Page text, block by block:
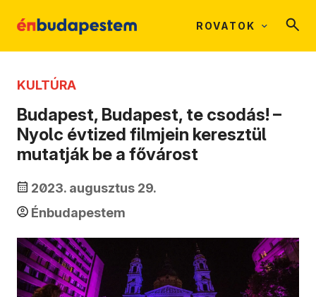
ROVATOK
KULTÚRA
Budapest, Budapest, te csodás! –
Nyolc évtized filmjein keresztül
mutatják be a fővárost
2023. augusztus 29.
Énbudapestem